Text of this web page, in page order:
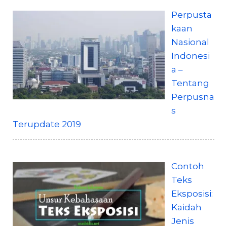
Perpusta
kaan
Nasional
Indonesi
a –
Tentang
Perpusna
s
Terupdate 2019
Contoh
Teks
Eksposisi:
Kaidah
Jenis